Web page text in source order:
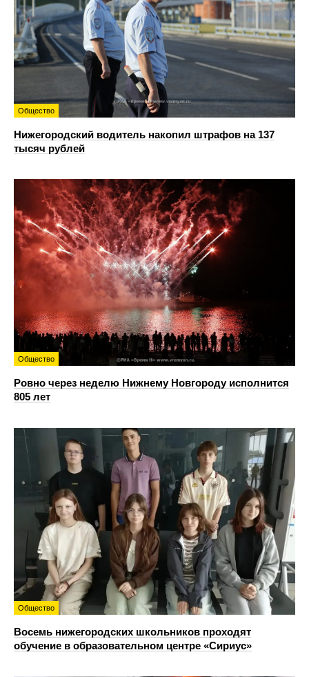
Общество
Нижегородский водитель накопил штрафов на 137
тысяч рублей
Общество
Ровно через неделю Нижнему Новгороду исполнится
805 лет
Общество
Восемь нижегородских школьников проходят
обучение в образовательном центре «Сириус»